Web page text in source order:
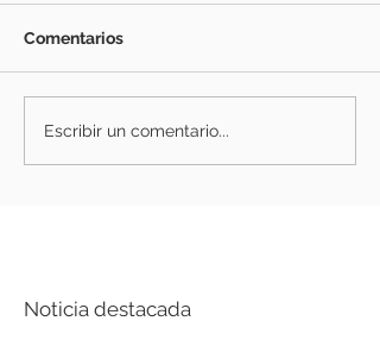
Comentarios
Escribir un comentario...
Noticia destacada